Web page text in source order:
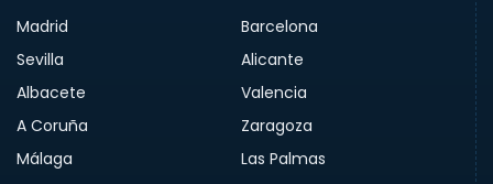
Madrid
Barcelona
Sevilla
Alicante
Albacete
Valencia
A Coruña
Zaragoza
Málaga
Las Palmas